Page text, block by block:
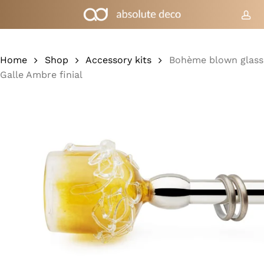
Cart Close
Home Shop Accessory kits
Bohème blown glass
Galle Ambre finial